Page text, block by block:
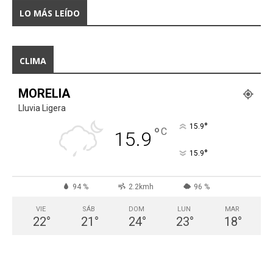
LO MÁS LEÍDO
CLIMA
MORELIA
Lluvia Ligera
15.9 °C 15.9°
15.9°
94 % 2.2kmh 96 %
VIE
22°
SÁB
21 °
DOM
24°
LUN
23°
MAR
18°